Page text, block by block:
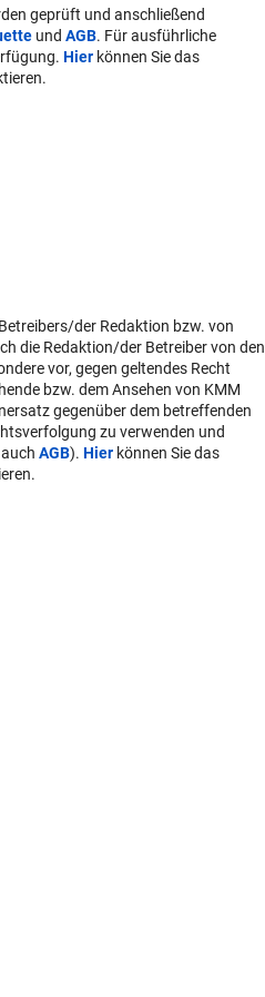
geprüft und anschließend
und AGB. Für ausführliche
Hier können Sie das
der Redaktion bzw. von
die Redaktion/der Betreiber von den
vor, gegen geltendes Recht
bzw. dem Ansehen von KMM
gegenüber dem betreffenden
zu verwenden und
AGB). Hier können Sie das